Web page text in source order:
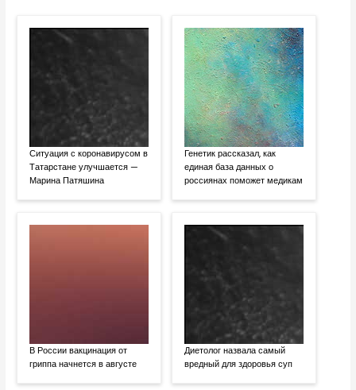
Ситуация с коронавирусом в
Татарстане улучшается —
Марина Патяшина
В России вакцинация от
гриппа начнется в августе
Генетик рассказал, как
единая база данных о
россиянах поможет медикам
Диетолог назвала самый
вредный для здоровья суп